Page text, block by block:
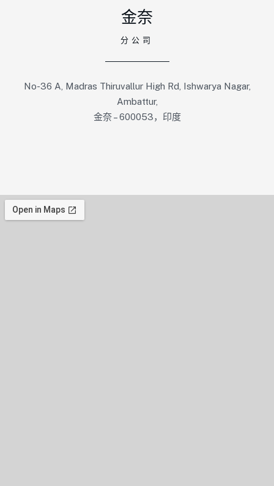
金奈
分公司
No-36 A, Madras Thiruvallur High Rd, Ishwarya Nagar,
Ambattur,
金奈 – 600053，印度